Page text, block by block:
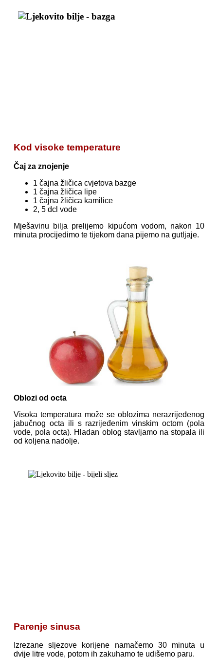
Kod visoke temperature
Čaj za znojenje
1 čajna žličica cvjetova bazge
1 čajna žličica lipe
1 čajna žličica kamilice
2, 5 dcl vode
Mješavinu bilja prelijemo kipućom vodom, nakon 10
minuta procijedimo te tijekom dana pijemo na gutljaje.
Oblozi od octa
Visoka temperatura može se oblozima nerazrijeđenog
jabučnog octa ili s razrijeđenim vinskim octom (pola
vode, pola octa). Hladan oblog stavljamo na stopala ili
od koljena nadolje.
Parenje sinusa
Izrezane sljezove korijene namačemo 30 minuta u
dvije litre vode, potom ih zakuhamo te udišemo paru.